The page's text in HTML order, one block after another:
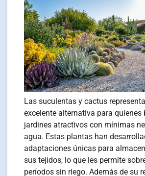
Las suculentas y cactus
excelente alternativa para quienes
jardines atractivos con mínimas
agua. Estas plantas han
adaptaciones únicas para
sus tejidos, lo que les permite
períodos sin riego. Además de su